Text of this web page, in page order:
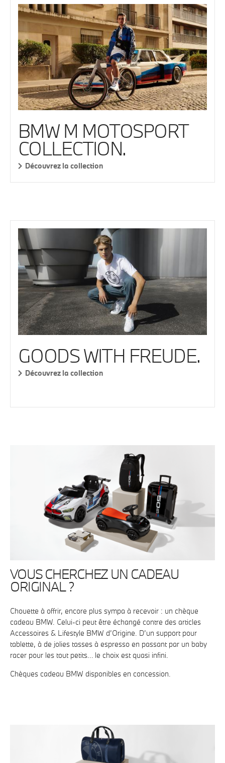
BMW M MOTOSPORT
COLLECTION.
Découvrez la collection
GOODS WITH FREUDE.
Découvrez la collection
VOUS CHERCHEZ UN CADEAU
ORIGINAL ?
Chouette à offrir, encore plus sympa à recevoir : un chèque
cadeau BMW. Celui-ci peut être échangé contre des articles
Accessoires & Lifestyle BMW d’Origine. D’un support pour
tablette, à de jolies tasses à espresso en passant par un baby
racer pour les tout petits… le choix est quasi infini.
Chèques cadeau BMW disponibles en concession.